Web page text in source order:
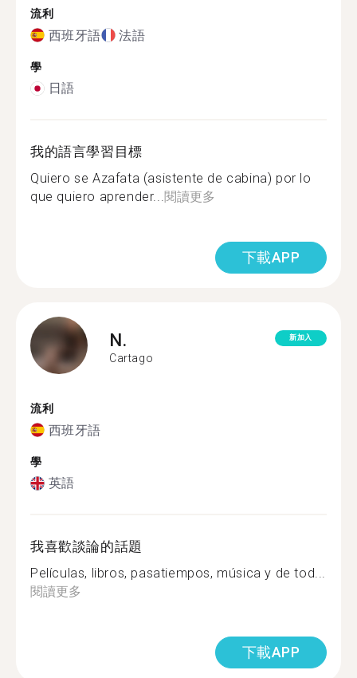
流利
西班牙語 法語
學
日語
我的語言學習目標
Quiero se Azafata (asistente de cabina) por lo
que quiero aprender...閱讀更多
下載APP
N.
Cartago
新加入
流利
西班牙語
學
英語
我喜歡談論的話題
Películas, libros, pasatiempos, música y de tod...
閱讀更多
下載APP